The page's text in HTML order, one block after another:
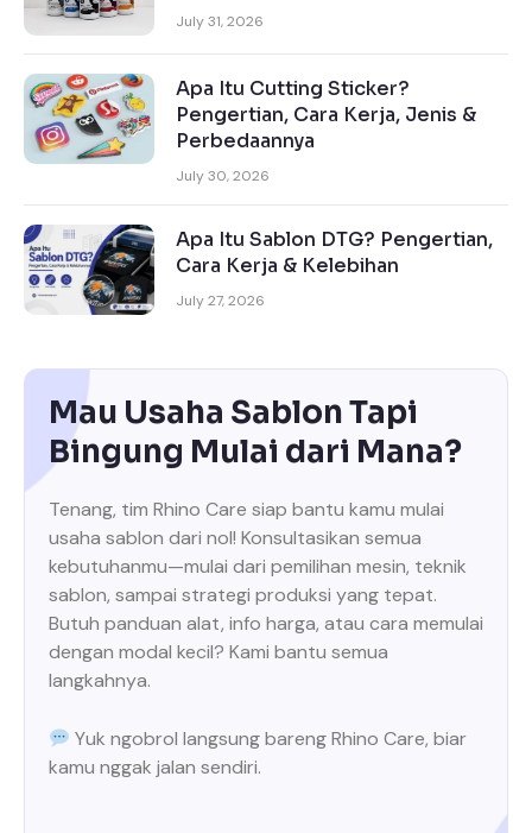
July 31, 2026
Apa Itu Cutting Sticker?
Pengertian, Cara Kerja, Jenis &
Perbedaannya
July 30, 2026
Apa Itu Sablon DTG? Pengertian,
Cara Kerja & Kelebihan
July 27, 2026
Mau Usaha Sablon Tapi
Bingung Mulai dari Mana?
Tenang, tim Rhino Care siap bantu kamu mulai
usaha sablon dari nol! Konsultasikan semua
kebutuhanmu—mulai dari pemilihan mesin, teknik
sablon, sampai strategi produksi yang tepat.
Butuh panduan alat, info harga, atau cara memulai
dengan modal kecil? Kami bantu semua
langkahnya.
Yuk ngobrol langsung bareng Rhino Care, biar
kamu nggak jalan sendiri.